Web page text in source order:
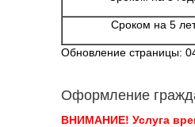
Сроком на 5
Обновление страницы:
Оформление
ВНИМАНИЕ! Услуга